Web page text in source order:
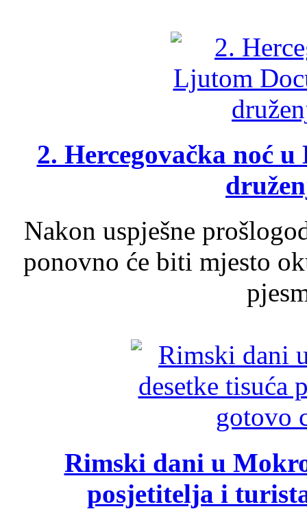
2. Hercegovačka noć
Nakon uspješne
ponovno će biti mjesto
Rimski dani u
posjetitelja i